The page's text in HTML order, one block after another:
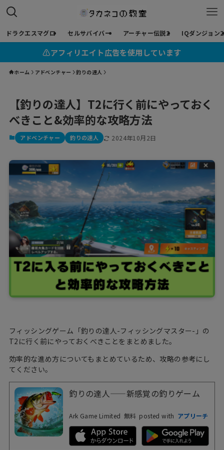
ドラクエスマグロ セルサバイバー アーチャー伝説2 IQダンジョン2
⚠︎アフィリエイト広告を使用しています
ホーム アドベンチャー 釣りの達人
【釣りの達人】T2に行く前にやっておく
べきこと&効率的な攻略方法
アドベンチャー 釣りの達人 2024年10月2日
フィッシングゲーム「釣りの達人-フィッシングマスター-」の
T2に行く前にやっておくべきことをまとめました。
効率的な進め方についてもまとめているため、攻略の参考にし
てください。
釣りの達人——新感覚の釣りゲーム
Ark Game Limited 無料 posted with アプリーチ